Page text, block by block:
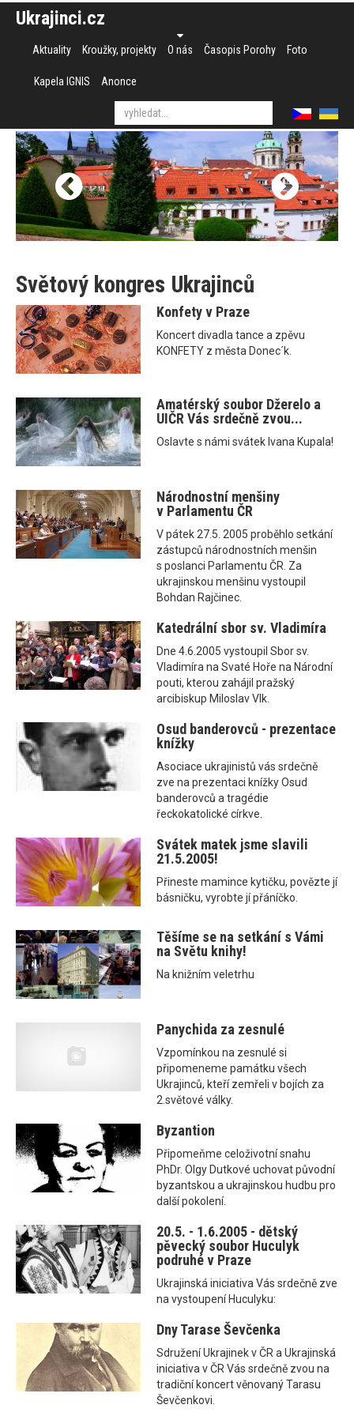
Ukrajinci.cz
Aktuality Kroužky, projekty O nás Časopis Porohy Foto
Kapela IGNIS Anonce
Světový kongres Ukrajinců
Konfety v Praze
Koncert divadla tance a zpěvu
KONFETY z města Donec´k.
Amatérský soubor Džerelo a
UIČR Vás srdečně zvou...
Oslavte s námi svátek Ivana Kupala!
Národnostní menšiny
v Parlamentu ČR
V pátek 27.5. 2005 proběhlo setkání
zástupců národnostních menšin
s poslanci Parlamentu ČR. Za
ukrajinskou menšinu vystoupil
Bohdan Rajčinec.
Katedrální sbor sv. Vladimíra
Dne 4.6.2005 vystoupil Sbor sv.
Vladimíra na Svaté Hoře na Národní
pouti, kterou zahájil pražský
arcibiskup Miloslav Vlk.
Osud banderovců - prezentace
knížky
Asociace ukrajinistů vás srdečně
zve na prezentaci knížky Osud
banderovců a tragédie
řeckokatolické církve.
Svátek matek jsme slavili
21.5.2005!
Přineste mamince kytičku, povězte jí
básničku, vyrobte jí přáníčko.
Těšíme se na setkání s Vámi
na Světu knihy!
Na knižním veletrhu
Panychida za zesnulé
Vzpomínkou na zesnulé si
připomeneme památku všech
Ukrajinců, kteří zemřeli v bojích za
2.světové války.
Byzantion
Připomeňme celoživotní snahu
PhDr. Olgy Dutkové uchovat původní
byzantskou a ukrajinskou hudbu pro
další pokolení.
20.5. - 1.6.2005 - dětský
pěvecký soubor Huculyk
podruhé v Praze
Ukrajinská iniciativa Vás srdečně zve
na vystoupení Huculyku:
Dny Tarase Ševčenka
Sdružení Ukrajinek v ČR a Ukrajinská
iniciativa v ČR Vás srdečně zvou na
tradiční koncert věnovaný Tarasu
Ševčenkovi.